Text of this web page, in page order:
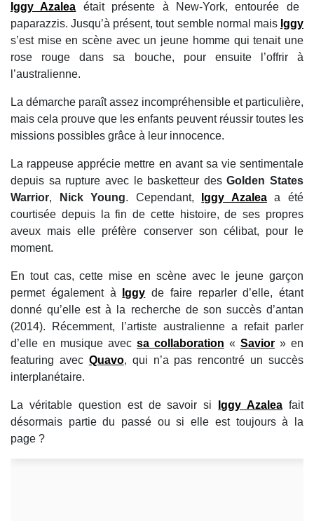
Iggy Azalea était présente à New-York, entourée de
paparazzis. Jusqu’à présent, tout semble normal mais Iggy
s’est mise en scène avec un jeune homme qui tenait une
rose rouge dans sa bouche, pour ensuite l’offrir à
l’australienne.
La démarche paraît assez incompréhensible et particulière,
mais cela prouve que les enfants peuvent réussir toutes les
missions possibles grâce à leur innocence.
La rappeuse apprécie mettre en avant sa vie sentimentale
depuis sa rupture avec le basketteur desGolden States
Warrior, Nick Young. Cependant, Iggy Azaleaa été
courtisée depuis la fin de cette histoire, de ses propres
aveux mais elle préfère conserver son célibat, pour le
moment.
En tout cas, cette mise en scène avec le jeune garçon
permet également à
Iggy de faire reparler d’elle, étant
donné qu’elle est à la recherche de son succès d’antan
(2014). Récemment, l’artiste australienne a refait parler
d’elle en musique avec sa collaboration « Savior » en
featuring avec Quavo, qui n’a pas rencontré un succès
interplanétaire.
La véritable question est de savoir si Iggy Azalea fait
désormais partie du passé ou si elle est toujours à la
page ?